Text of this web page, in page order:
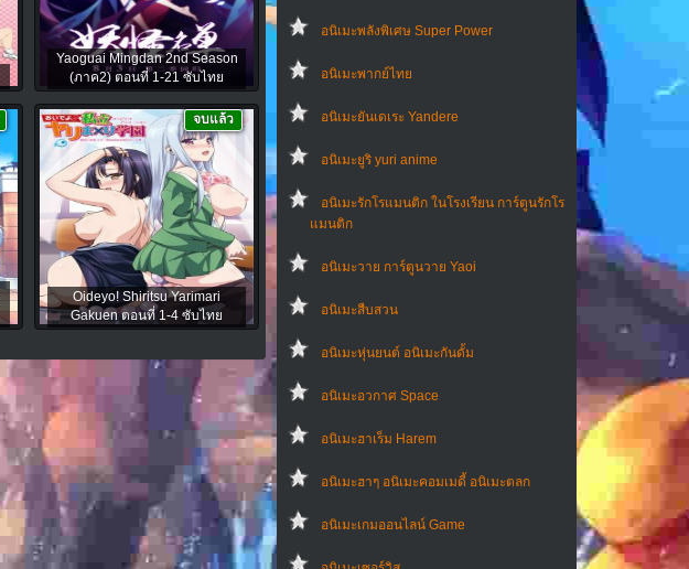
อนิเมะพลังพิเศษ Super Power
อนิเมะพากย์ไทย
อนิเมะยันเดเระ Yandere
อนิเมะยูริ yuri anime
อนิเมะรักโรแมนติก ในโรงเรียน การ์ตูนรักโร
แมนติก
อนิเมะวาย การ์ตูนวาย Yaoi
อนิเมะสืบสวน
อนิเมะหุ่นยนต์ อนิเมะกันดั้ม
อนิเมะอวกาศ Space
อนิเมะฮาเร็ม Harem
อนิเมะฮาๆ อนิเมะคอมเมดี้ อนิเมะตลก
อนิเมะเกมออนไลน์ Game
Yaoguai Mingdan 2nd Season
(ภาค2) ตอนที่ 1-21 ซับไทย
Oideyo! Shiritsu Yarimari
Gakuen ตอนที่ 1-4 ซับไทย
จบแล้ว